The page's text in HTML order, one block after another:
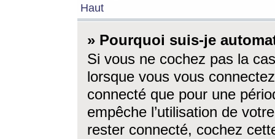
Haut
» Pourquoi suis-je
Si vous ne cochez pas la
lorsque vous vous
connecté que pour une
empêche l’utilisation de
rester connecté, cochez